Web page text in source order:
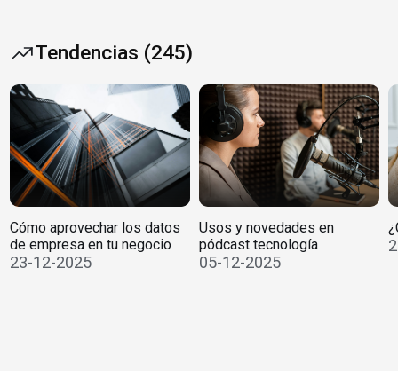
Tendencias (245)
Cómo aprovechar los datos
de empresa en tu negocio
23-12-2025
Usos y novedades en
pódcast tecnología
05-12-2025